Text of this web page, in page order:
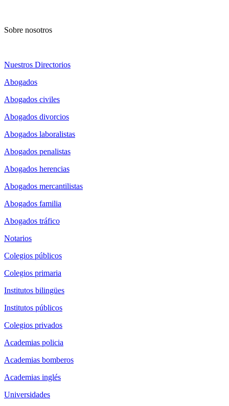
Sobre nosotros
Nuestros Directorios
Abogados
Abogados civiles
Abogados divorcios
Abogados laboralistas
Abogados penalistas
Abogados herencias
Abogados mercantilistas
Abogados familia
Abogados tráfico
Notarios
Colegios públicos
Colegios primaria
Institutos bilingües
Institutos públicos
Colegios privados
Academias policia
Academias bomberos
Academias inglés
Universidades